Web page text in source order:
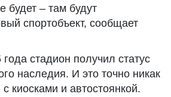
будет – там будут
спортобъект, сообщает
стадион получил статус
наследия. И это точно никак
киосками и автостоянкой.